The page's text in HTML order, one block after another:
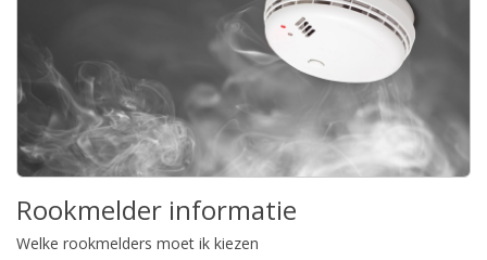
Rookmelder informatie
Welke rookmelders moet ik kiezen